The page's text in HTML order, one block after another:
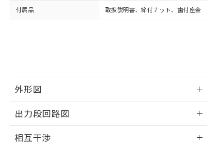
付属品 取扱説明書、締付ナット、歯付座金
外形図
外形図
出力段回路図
相互干渉
ビス）をご利用いただくには、I-Web
メンバーズにご登録されている必要が
引・商談に必要な範囲で利用すること
※当社の共同利用者とは、"個人情報
の共同利用に関して"
用者の範囲」に記載されている法人を
月が前後することがあります。
とができます。
EU RoHS指令（10物質）の非含有証明書
※本証明書は発行日時点で非含有を証明す
るもので、過去に遡って非含有を証明する
ものではありません。
質が外部に漏えいし、環境に深刻な影響を
及ぼさない年数を意味します。
法に輸出するおそれがある場合は、取
り引きをいたしません。
合意する キャンセル
情報を公開していない機種